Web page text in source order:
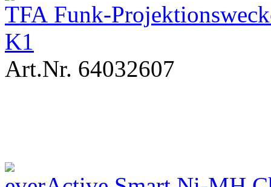
TFA Funk-
K1
Art.Nr. 64032607